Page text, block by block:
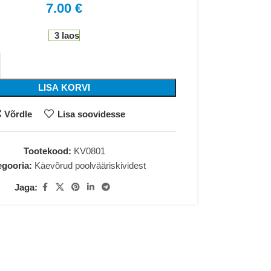
7.00€
3 laos
LISA KORVI
Võrdle Lisa soovidesse
Tootekood: KV0801
Käevõrud poolvääriskividest
Jaga: